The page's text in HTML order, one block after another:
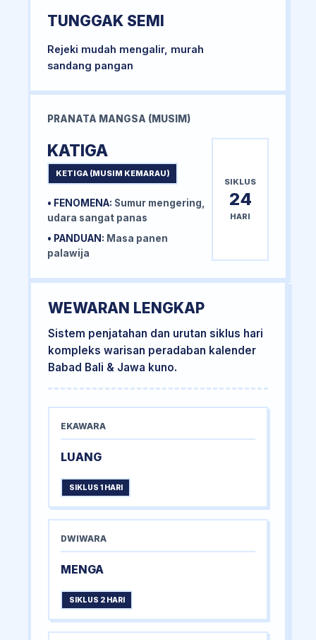
TUNGGAK SEMI
Rejeki mudah mengalir, murah
sandang pangan
PRANATA MANGSA (MUSIM)
KATIGA
KETIGA (MUSIM KEMARAU)
• FENOMENA: Sumur mengering,
udara sangat panas
• PANDUAN: Masa panen
palawija
SIKLUS
24
HARI
WEWARAN LENGKAP
Sistem penjatahan dan urutan siklus hari
kompleks warisan peradaban kalender
Babad Bali & Jawa kuno.
EKAWARA
LUANG
SIKLUS 1 HARI
DWIWARA
MENGA
SIKLUS 2 HARI